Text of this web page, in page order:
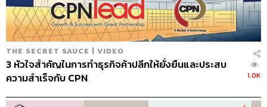
THE SECRET SAUCE | VIDEO
3 หัวใจสำคัญในการทำธุรกิจค้าปลีกให้ยั่งยืนและประสบ
ความสำเร็จกับ CPN
1.0K